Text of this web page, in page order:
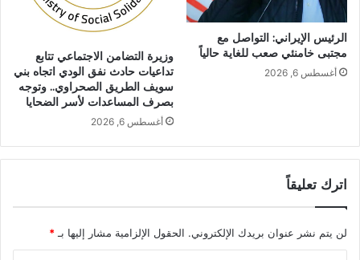
الرئيس الإيراني: التواصل مع
مجتبى خامنئي صعب للغاية حالياً
أغسطس 6, 2026
وزيرة التضامن الاجتماعي تتابع
تداعيات حادث نفق الودي اتجاه بني
سويف الطريق الصحراوي.. وتوجه
بصرف المساعدات لأسر الضحايا
أغسطس 6, 2026
اترك تعليقاً
لن يتم نشر عنوان بريدك الإلكتروني. الحقول الإلزامية مشار إليها بـ *